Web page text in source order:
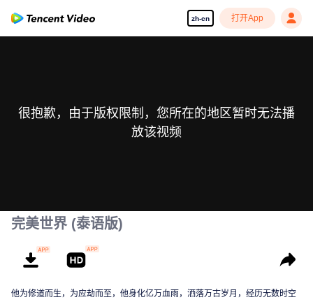
zh-cn 打开App
很抱歉，由于版权限制，您所在的地区暂时无法播
放该视频
完美世界 (泰语版)
他为修道而生，为应劫而至，他身化亿万血雨，洒落万古岁月，经历无数时空